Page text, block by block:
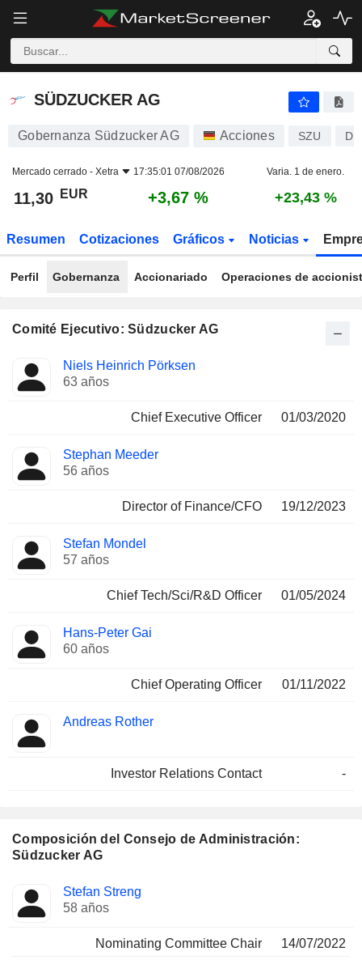
SÜDZUCKER AG
SÜDZUCKER AG
Gobernanza Südzucker AG Acciones SZU
Mercado cerrado - Xetra 17:35:01 07/08/2026 Varia. 1 de enero.
11,30 EUR +3,67 % +23,43 %
Resumen Cotizaciones Gráficos Noticias
Perfil Gobernanza Accionariado Operaciones de
Comité Ejecutivo: Südzucker AG
Director
Funciones
ocupadas
Niels Heinrich Pörksen
63 años
Chief Executive Officer 01/03/2020
Stephan Meeder
56 años
Director of Finance/CFO 19/12/2023
Stefan Mondel
57 años
Chief Tech/Sci/R&D Officer 01/05/2024
Hans-Peter Gai
60 años
Chief Operating Officer 01/11/2022
Andreas Rother
Investor Relations Contact -
Composición del Consejo de Administración:
Südzucker AG
Administrador Comités
Stefan Streng
58 años
Nominating Committee Chair
14/07/2022